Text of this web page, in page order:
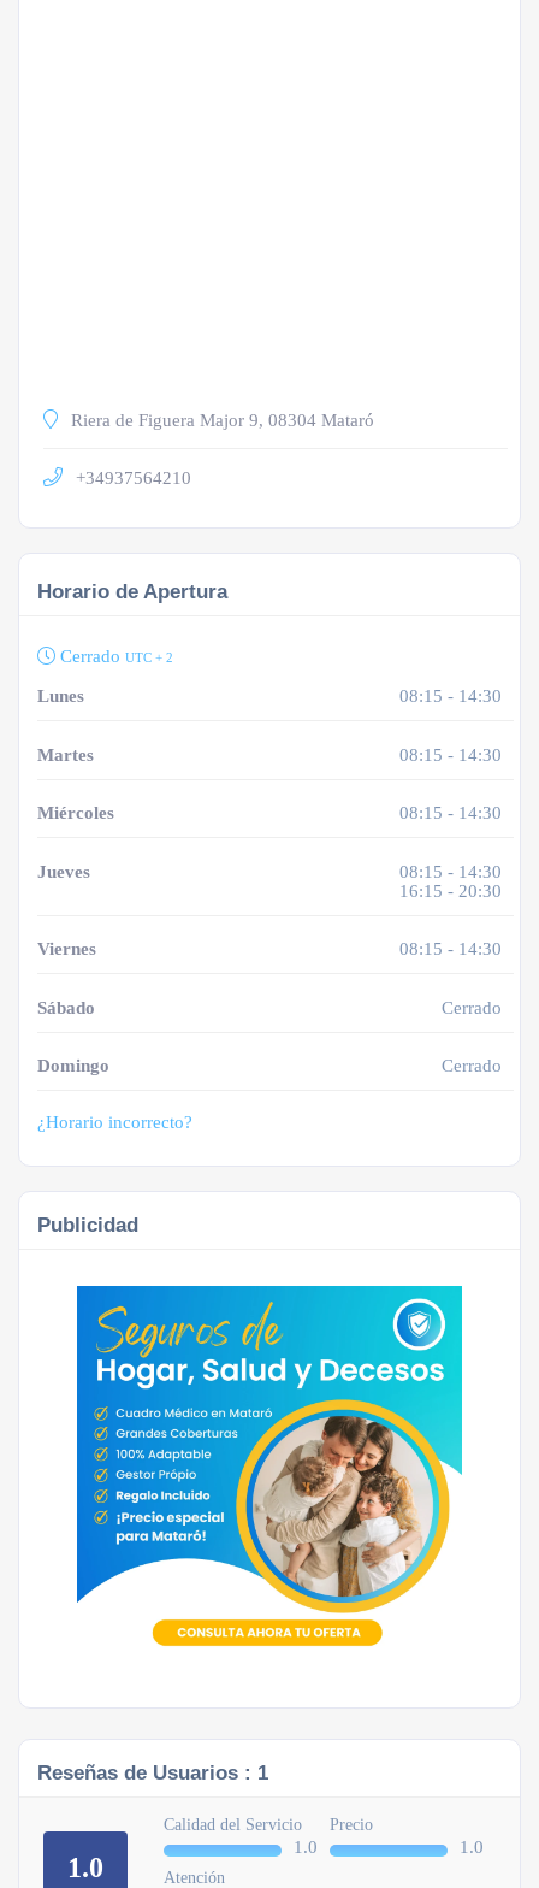
Riera de Figuera Major 9, 08304 Mataró
+34937564210
Horario de Apertura
Cerrado UTC + 2
Lunes 08:15 - 14:30
Martes 08:15 - 14:30
Miércoles 08:15 - 14:30
Jueves
08:15 - 14:30
16:15 - 20:30
Viernes 08:15 - 14:30
Sábado Cerrado
Domingo Cerrado
¿Horario incorrecto?
Publicidad
Reseñas de Usuarios : 1
1.0
Calidad del Servicio
1.0
Precio
1.0
Atención